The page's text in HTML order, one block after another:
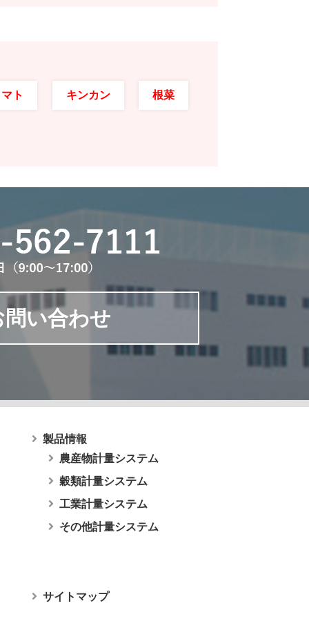
ト キンカン 根菜
問い合わせ
製品情報
農産物計量システム
穀類計量システム
工業計量システム
その他計量システム
サイトマップ